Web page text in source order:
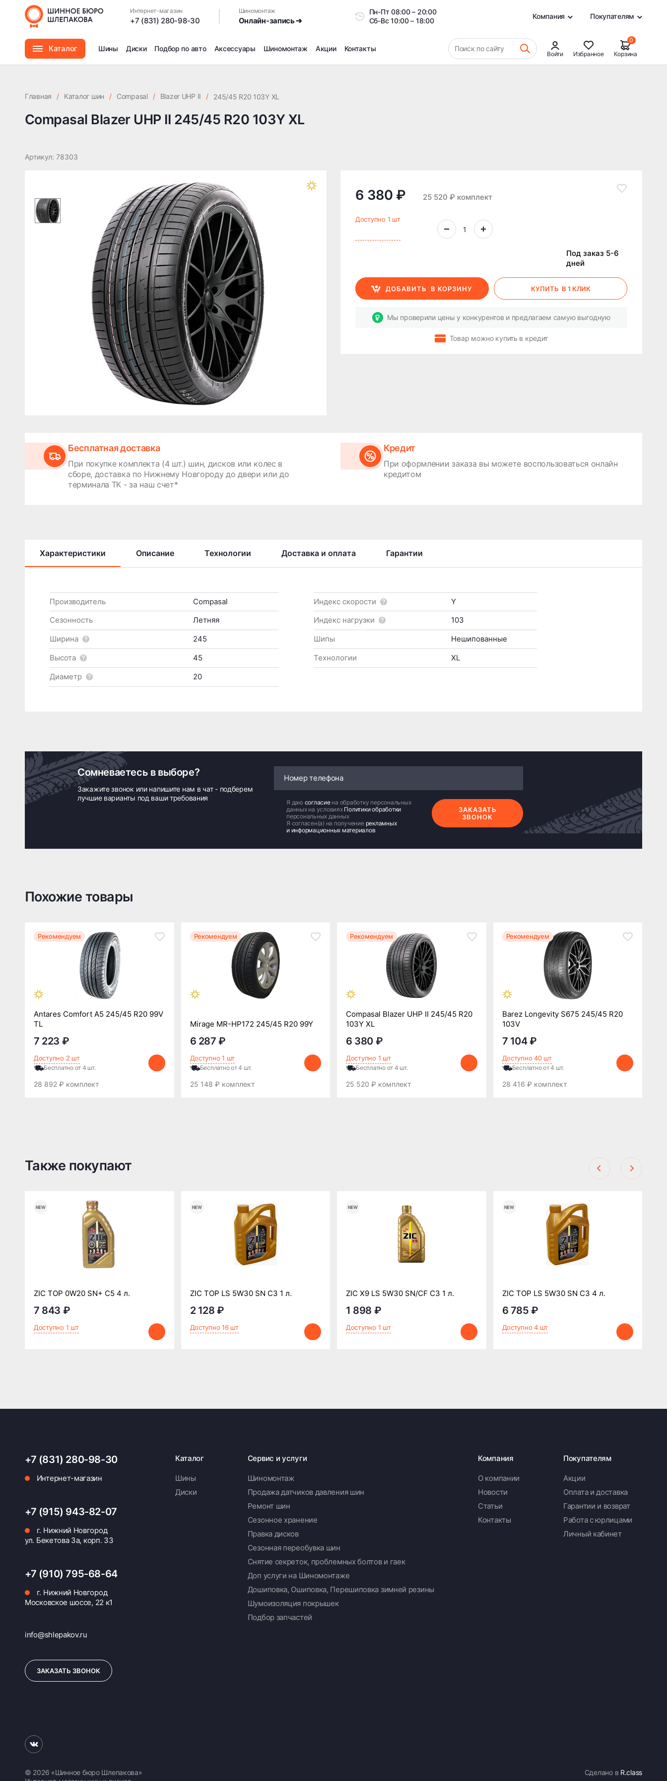
Интернет-магазин
+7 (831) 280-98-30
Шиномонтаж
Онлайн-запись ➔
Пн-Пт08:00 – 20:00
Сб-Вс10:00 – 18:00
Компания Покупателям
Каталог Шины Диски Подбор по авто Аксессуары Шиномонтаж
Сезонное хранение
Дошиповка, Ошиповка, Перешиповка зимней резины
Шумоизоляция покрышек
Подбор запчастей
Акции Контакты Поиск по сайту
Войти Избранное
0
Корзина
Compasal Blazer UHP II 245/45 R20 103Y XL
Главная / Каталог шин / Compasal / Blazer UHP II / 245/45 R20 103Y XL
Compasal Blazer UHP II 245/45 R20 103Y XL
Артикул: 78303
6 380 ₽ 25 520 ₽ комплект
Доступно 1 шт
Под заказ 5-6
дней
ДОБАВИТЬ В КОРЗИНУ КУПИТЬ В 1 КЛИК
Мы проверили цены у конкурентов и предлагаем самую выгодную
Товар можно купить в кредит
Бесплатная доставка
При покупке комплекта (4 шт.) шин, дисков или колес в
сборе, доставка по Нижнему Новгороду до двери или до
терминала ТК - за наш счет*
Кредит
При оформлении заказа вы можете воспользоваться онлайн
кредитом
Характеристики Описание Технологии Доставка и оплата Гарантии
Производитель
Compasal
Сезонность
Летняя
Ширина
245
Высота
45
Диаметр
20
Индекс скорости
Y
Индекс нагрузки
103
Шипы
Нешипованные
Технологии
XL
Сомневаетесь в выборе?
Закажите звонок или напишите нам в чат - подберем
лучшие варианты под ваши требования
Я даю согласие на обработку персональных
данных на условиях Политики обработки
персональных данных
Я согласен(а) на получение рекламных
и информационных материалов
ЗАКАЗАТЬ
ЗВОНОК
Похожие товары
Рекомендуем
Antares Comfort A5 245/45 R20 99V
TL
7 223 ₽
Доступно 2 шт
Бесплатно от 4 шт.
28 892 ₽ комплект
Рекомендуем
Mirage MR-HP172 245/45 R20 99Y
6 287 ₽
Доступно 1 шт
Бесплатно от 4 шт.
25 148 ₽ комплект
Рекомендуем
Compasal Blazer UHP II 245/45 R20
103Y XL
6 380 ₽
Доступно 1 шт
Бесплатно от 4 шт.
25 520 ₽ комплект
Рекомендуем
Barez Longevity S675 245/45 R20
103V
7 104 ₽
Доступно 40 шт
Бесплатно от 4 шт.
28 416 ₽ комплект
Также покупают
ZIC TOP 0W20 SN+ C5 4 л.
7 843 ₽
Доступно 1 шт
ZIC TOP LS 5W30 SN C3 1 л.
2 128 ₽
Доступно 16 шт
ZIC X9 LS 5W30 SN/CF C3 1 л.
1 898 ₽
Доступно 1 шт
ZIC TOP LS 5W30 SN C3 4 л.
6 785 ₽
Доступно 4 шт
+7 (831) 280-98-30
Интернет-магазин
+7 (915) 943-82-07
г. Нижний Новгород
ул. Бекетова 3а, корп. 33
+7 (910) 795-68-64
г. Нижний Новгород
Московское шоссе, 22 к1
info@shlepakov.ru
ЗАКАЗАТЬ ЗВОНОК
Каталог
Шины
Диски
Сервис и услуги
Шиномонтаж
Продажа датчиков давления шин
Ремонт шин
Сезонное хранение
Правка дисков
Сезонная переобувка шин
Снятие секреток, проблемных болтов и гаек
Доп услуги на Шиномонтаже
Дошиповка, Ошиповка, Перешиповка зимней резины
Шумоизоляция покрышек
Подбор запчастей
Компания
О компании
Новости
Статьи
Контакты
Покупателям
Акции
Оплата и доставка
Гарантии и возврат
Работа с юрлицами
Личный кабинет
© 2026 «Шинное бюро Шлепакова»
Сделано в R.class